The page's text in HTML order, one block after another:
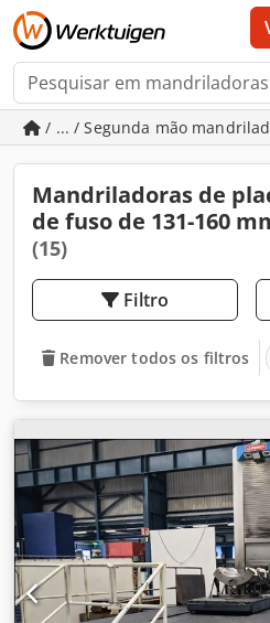
/ ... / Segunda mão
Mandriladoras de
de fuso de 131-160
(15)
Filtro
Remover todos os filtros